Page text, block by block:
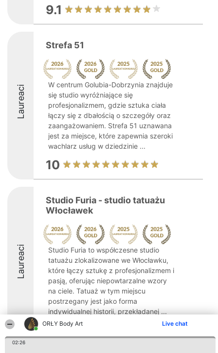
ORŁY Body Art Live chat
02:26
9.1
Laureaci
Strefa 51
W centrum Golubia-Dobrzynia znajduje
się studio wyróżniające się
profesjonalizmem, gdzie sztuka ciała
łączy się z dbałością o szczegóły oraz
zaangażowaniem. Strefa 51 uznawana
jest za miejsce, które zapewnia szeroki
wachlarz usług w dziedzinie ...
10
Laureaci
Studio Furia - studio tatuażu
Włocławek
Studio Furia to współczesne studio
tatuażu zlokalizowane we Włocławku,
które łączy sztukę z profesjonalizmem i
pasją, oferując niepowtarzalne wzory
na ciele. Tatuaż w tym miejscu
postrzegany jest jako forma
indywidualnej historii, przekładanej ...
10